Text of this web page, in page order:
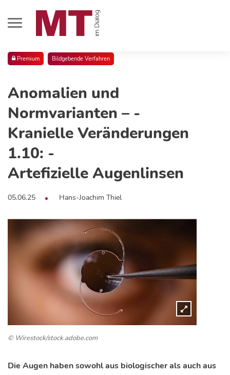
Premium Bildgebende Verfahren
Anomalien und
Normvarianten – ­
Kranielle Veränderungen
1.10: ­
Artefizielle Augenlinsen
05.06.25 Hans-Joachim Thiel
© Wirestock/stock.adobe.com
Die Augen haben sowohl aus biologischer als auch aus